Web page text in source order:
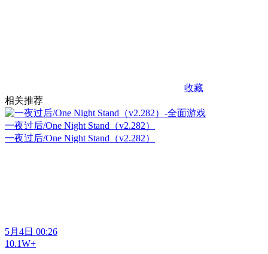
收藏
相关推荐
一夜过后/One Night Stand（v2.282）
一夜过后/One Night Stand（v2.282）
5月4日 00:26
10.1W+